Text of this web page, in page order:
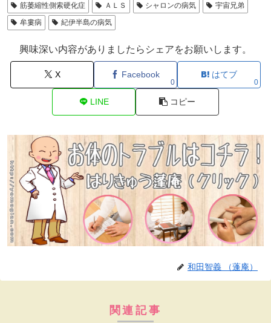
筋萎縮性側索硬化症 ＡＬＳ シャロンの病気
宇宙兄弟
牟婁病
紀伊半島の病気
興味深い内容がありましたらシェアをお願いします。
X Facebook
0
はてブ
0
LINE コピー
和田智義 （蓬庵）
関連記事